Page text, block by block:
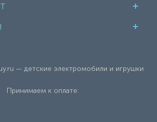
— детские электромобили и игрушки
Принимаем к оплате: